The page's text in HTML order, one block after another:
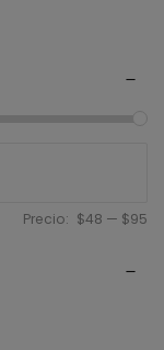
Precio: $48 — $95